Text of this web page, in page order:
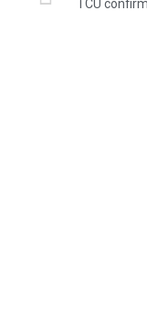
TCU